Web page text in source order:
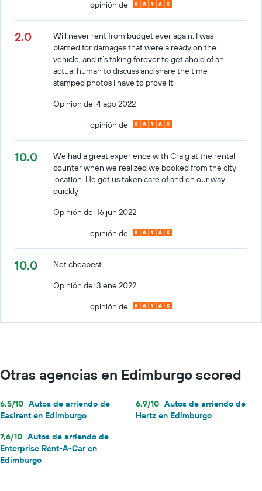
opinión de
2.0
Will never rent from budget ever again. I was
blamed for damages that were already on the
vehicle, and it’s taking forever to get ahold of an
actual human to discuss and share the time
stamped photos I have to prove it.
Opinión del 4 ago 2022
opinión de
10.0
We had a great experience with Craig at the rental
counter when we realized we booked from the city
location. He got us taken care of and on our way
quickly
Opinión del 16 jun 2022
opinión de
10.0
Not cheapest
Opinión del 3 ene 2022
opinión de
Otras agencias en Edimburgo scored
6,5/10 Autos de arriendo de
Easirent en Edimburgo
6,9/10 Autos de arriendo de
Hertz en Edimburgo
7,6/10 Autos de arriendo de
Enterprise Rent-A-Car en
Edimburgo